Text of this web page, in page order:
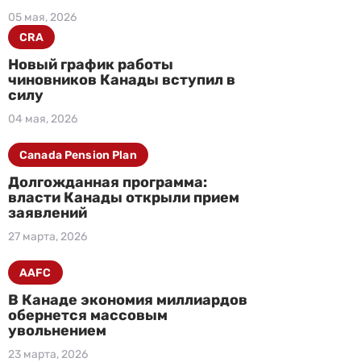
05 мая, 2026
Новый график работы
чиновников Канады вступил в
силу
04 мая, 2026
CRA
Долгожданная программа:
власти Канады открыли прием
заявлений
27 марта, 2026
Canada Pension Plan
В Канаде экономия миллиардов
обернется массовым
увольнением
23 марта, 2026
AAFC